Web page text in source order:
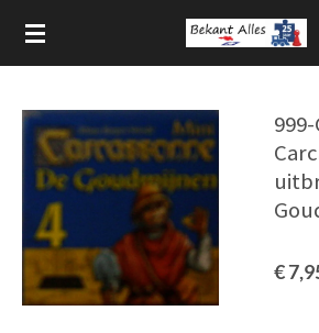
Ga
direct
hoofdinhoud
€